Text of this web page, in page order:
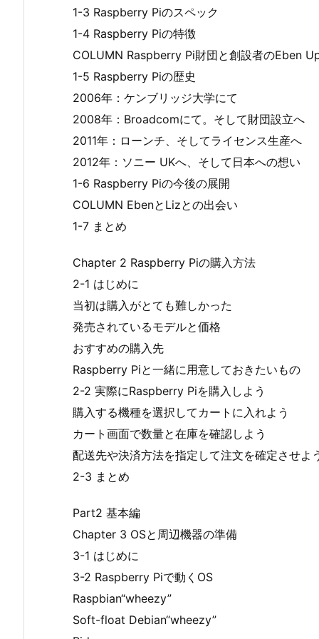
1-3 Raspberry Piのスペック
1-4 Raspberry Piの特徴
COLUMN Raspberry Pi財団と創設者のEben
1-5 Raspberry Piの歴史
2006年：ケンブリッジ大学にて
2008年：Broadcomにて。そして財団設立へ
2011年：ローンチ、そしてライセンス生産へ
2012年：ソニー UKへ、そして日本への想い
1-6 Raspberry Piの今後の展開
COLUMN EbenとLizとの出会い
1-7 まとめ
Chapter 2 Raspberry Piの購入方法
2-1 はじめに
当初は購入がとても難しかった
発売されているモデルと価格
おすすめの購入先
Raspberry Piと一緒に用意しておきたいもの
2-2 実際にRaspberry Piを購入しよう
購入する機種を選択してカートに入れよう
カート画面で数量と在庫を確認しよう
配送先や決済方法を指定して注文を確定させよ
2-3 まとめ
Part2 基本編
Chapter 3 OSと周辺機器の準備
3-1 はじめに
3-2 Raspberry Piで動くOS
Raspbian“wheezy”
Soft-float Debian“wheezy”